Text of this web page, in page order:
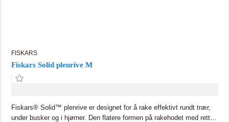
FISKARS
Fiskars Solid plenrive M
Fiskars® Solid™ plenrive er designet for å rake effektivt rundt trær,
under busker og i hjørner. Den flatere formen på rakehodet med rette